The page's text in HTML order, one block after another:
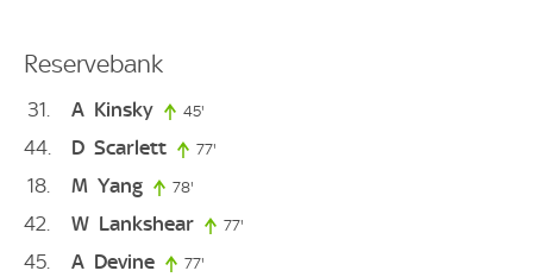
Reservebank
31 A Kinsky 45'
44 D Scarlett 77'
18 M Yang 78'
42 W Lankshear 77'
45 A Devine 77'